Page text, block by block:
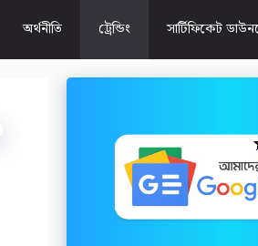
অর্থনীতি ট্রেন্ডিং সার্টিফিকেট